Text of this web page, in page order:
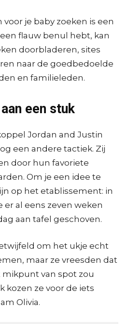
je baby zoeken is een
flauw benul hebt, kan
doorbladeren, sites
naar de goedbedoelde
en familieleden.
een stuk
Jordan and Justin
een andere tactiek. Zij
door hun favoriete
Om je een idee te
op het etablissement: in
er al eens zeven weken
aan tafel geschoven.
om het ukje echt
maar ze vreesden dat
van spot zou
kozen ze voor de iets
Olivia.